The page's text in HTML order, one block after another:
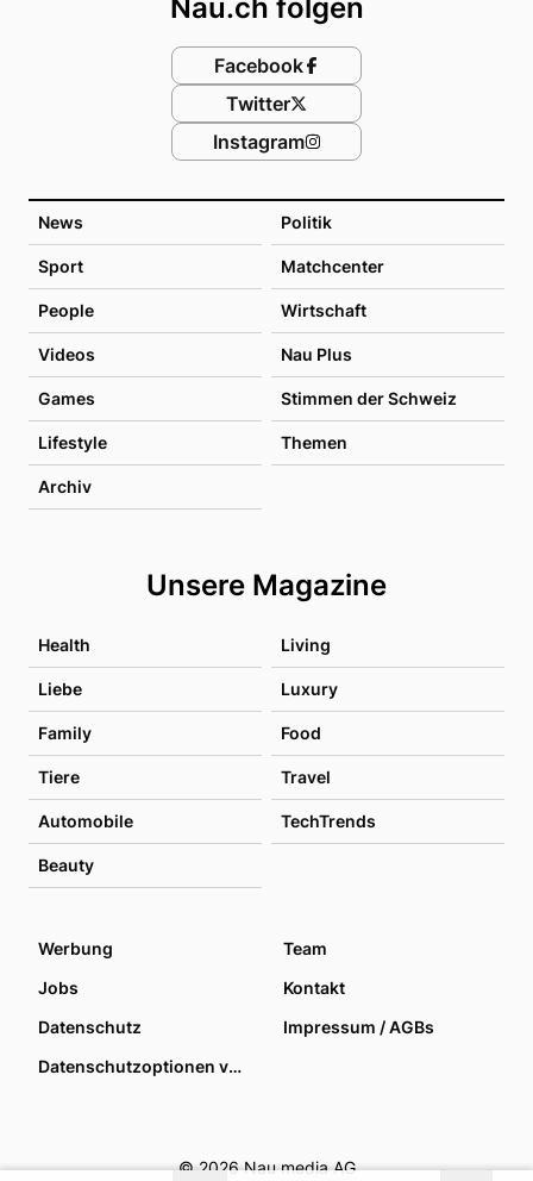
News Politik
Sport Matchcenter
People Wirtschaft
Videos Nau Plus
Games Stimmen der Schweiz
Lifestyle Themen
Archiv
Unsere Magazine
Health Living
Liebe Luxury
Family Food
Tiere Travel
Automobile TechTrends
Beauty
Nau.ch folgen
Facebook
Twitter
Instagram
Werbung
Team
Jobs
Kontakt
Datenschutz
Impressum / AGBs
Datenschutzoptionen verwalten
© 2026 Nau media AG